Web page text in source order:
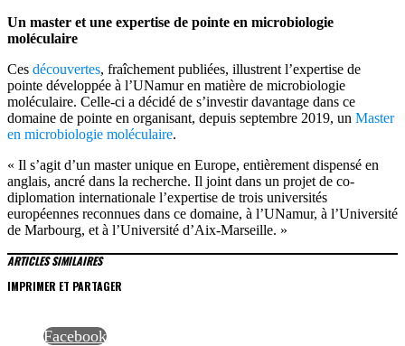
Un master et une expertise de pointe en microbiologie
moléculaire
Ces découvertes, fraîchement publiées, illustrent l’expertise de
pointe développée à l’UNamur en matière de microbiologie
moléculaire. Celle-ci a décidé de s’investir davantage dans ce
domaine de pointe en organisant, depuis septembre 2019, un Master
en microbiologie moléculaire.
« Il s’agit d’un master unique en Europe, entièrement dispensé en
anglais, ancré dans la recherche. Il joint dans un projet de co-
diplomation internationale l’expertise de trois universités
européennes reconnues dans ce domaine, à l’UNamur, à l’Université
de Marbourg, et à l’Université d’Aix-Marseille. »
ARTICLES SIMILAIRES
IMPRIMER ET PARTAGER
Facebook